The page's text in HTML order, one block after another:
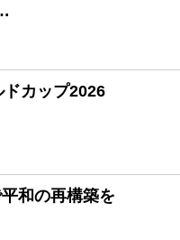
ドカップ2026
和の再構築を